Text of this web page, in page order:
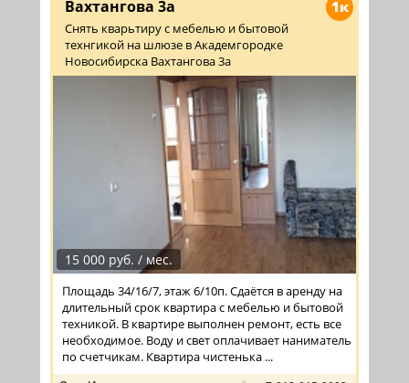
1к
Вахтангова 3а
Снять кварьтиру с мебелью и бытовой
технгикой на шлюзе в Академгородке
Новосибирска Вахтангова 3а
15 000 руб. / мес.
Площадь 34/16/7, этаж 6/10п. Сдаётся в аренду на
длительный срок квартира с мебелью и бытовой
техникой. В квартире выполнен ремонт, есть все
необходимое. Воду и свет оплачивает наниматель
по счетчикам. Квартира чистенька ...